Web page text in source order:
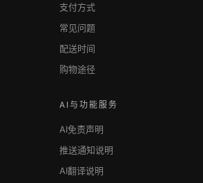
支付方式
常见问题
配送时间
购物途径
AI与功能服务
AI免责声明
推送通知说明
AI翻译说明